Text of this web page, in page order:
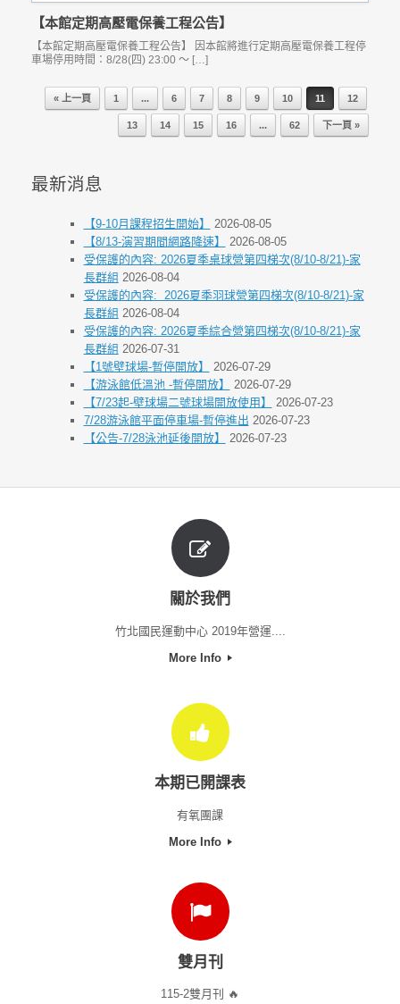
【本館定期高壓電保養工程公告】
【本館定期高壓電保養工程公告】 因本館將進行定期高壓電保養工程停
車場停用時間：8/28(四) 23:00 ～ […]
Post navigation
« 上一頁 1 ... 6 7 8 9 10 11 12
13 14 15 16 ... 62 下一頁 »
最新消息
【9-10月課程招生開始】
2026-08-05
【8/13-演習期間網路降速】
2026-08-05
受保護的內容: 2026夏季桌球營第四梯次(8/10-8/21)-家
長群組 2026-08-04
受保護的內容: 2026夏季羽球營第四梯次(8/10-8/21)-家
長群組 2026-08-04
受保護的內容: 2026夏季綜合營第四梯次(8/10-8/21)-家
長群組 2026-07-31
【1號壁球場-暫停開放】
2026-07-29
【游泳館低溫池 -暫停開放】
2026-07-29
【7/23起-壁球場二號球場開放使用】
2026-07-23
7/28游泳館平面停車場-暫停進出 2026-07-23
【公告-7/28泳池延後開放】
2026-07-23
關於我們
竹北國民運動中心 2019年營運....
More Info
本期已開課表
有氧團課
More Info
雙月刊
115-2雙月刊 🔥